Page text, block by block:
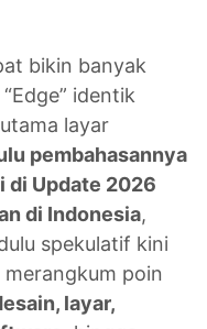
bikin banyak
identik
layar
pembahasannya
di Update 2026
di Indonesia,
spekulatif kini
poin
layar,